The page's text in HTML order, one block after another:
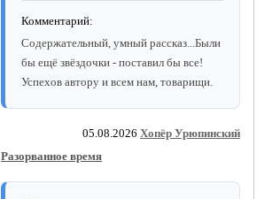
Комментарий:
Содержательный, умный рассказ...Были
бы ещё звёздочки - поставил бы все!
Успехов автору и всем нам, товарищи.
05.08.2026 Хопёр Урюпинский
Разорванное время